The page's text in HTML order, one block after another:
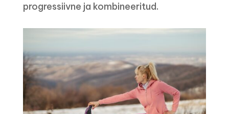
progressiivne ja kombineeritud.